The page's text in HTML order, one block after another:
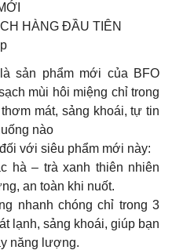
HÀNG ĐẦU TIÊN
sản phẩm mới của BFO
mùi hôi miệng chỉ trong
mát, sảng khoái, tự tin
nào
với siêu phẩm mới này:
hà – trà xanh thiên nhiên
an toàn khi nuốt.
nhanh chóng chỉ trong 3
lạnh, sảng khoái, giúp bạn
năng lượng.